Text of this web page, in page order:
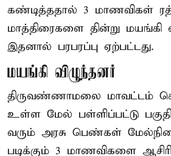
கண்டித்ததால் 3 மாணவிகள்
மாத்திரைகளை தின்று மயங்கி
இதனால் பரபரப்பு ஏற்பட்டது.
மயங்கி விழுந்தனர்
திருவண்ணாமலை மாவட்டம்
உள்ள மேல் பள்ளிப்பட்டு
வரும் அரசு பெண்கள்
படிக்கும் 3 மாணவிகளை